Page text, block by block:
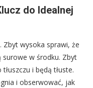
do Idealnej
wysoka sprawi, że
surowe w środku. Zbyt
i będą tłuste.
i obserwować, jak